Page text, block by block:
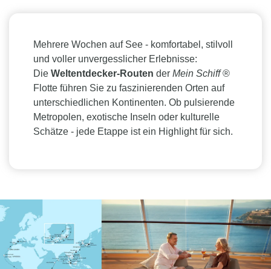
Mehrere Wochen auf See - komfortabel, stilvoll
und voller unvergesslicher Erlebnisse:
Die Weltentdecker-Routen der Mein Schiff®
Flotte führen Sie zu faszinierenden Orten auf
unterschiedlichen Kontinenten. Ob pulsierende
Metropolen, exotische Inseln oder kulturelle
Schätze - jede Etappe ist ein Highlight für sich.